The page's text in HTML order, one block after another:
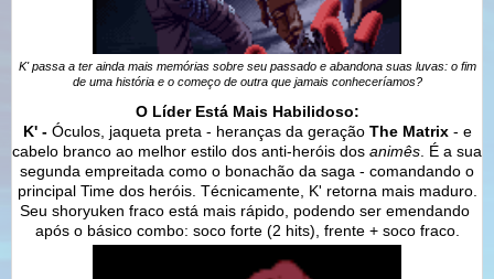
K' passa a ter ainda mais memórias sobre seu passado e abandona suas luvas: o fim
de uma história e o começo de outra que jamais conheceríamos?
O Líder Está Mais Habilidoso:
K' -Óculos, jaqueta preta - heranças da geração The Matrix- e
cabelo branco ao melhor estilo dos anti-heróis dos animês . É a sua
segunda empreitada como o bonachão da saga - comandando o
principal Time dos heróis. Técnicamente, K' retorna mais maduro.
Seu shoryuken fraco está mais rápido, podendo ser emendando
após o básico combo: soco forte (2 hits), frente + soco fraco.